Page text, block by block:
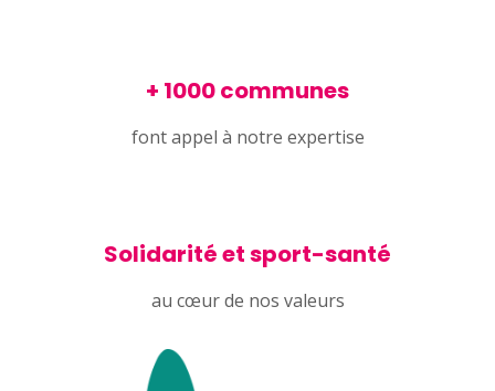
+ 1000 communes
font appel à notre expertise
Solidarité et sport-santé
au cœur de nos valeurs